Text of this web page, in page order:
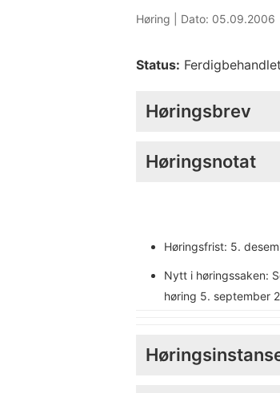
Høring | Dato: 05.09.2006
Status: Ferdigbehandlet
Høringsbrev
Høringsnotat
Høringsfrist: 5.
Nytt i høringssaken:
høring 5. september